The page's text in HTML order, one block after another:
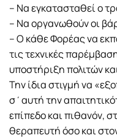
– Να εγκατασταθεί ο
– Να οργανωθούν οι
– Ο κάθε Φορέας να
τις τεχνικές
υποστήριξη πολιτών
Την ίδια στιγμή να
σ΄αυτή την
επίπεδο και πιθανόν,
θεραπευτή όσο και